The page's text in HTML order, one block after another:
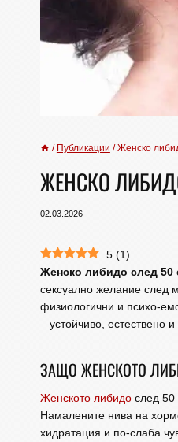
/ Публикации / Женско
ЖЕНСКО
02.03.2026
5 (1)
Женско либидо след 50
сексуално желание след
физиологични и психо-
– устойчиво, естествено
ЗАЩО ЖЕНСКОТО
Женското либидо след 50
Намалените нива на
хидратация и по-слаба